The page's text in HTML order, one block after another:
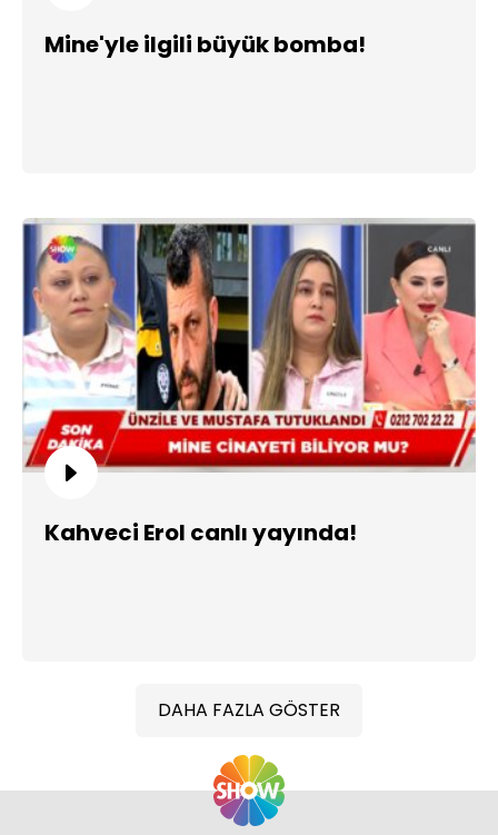
Mine'yle ilgili büyük bomba!
Kahveci Erol canlı yayında!
DAHA FAZLA GÖSTER